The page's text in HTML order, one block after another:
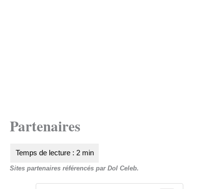
Partenaires
Sites partenaires référencés par Dol Celeb.